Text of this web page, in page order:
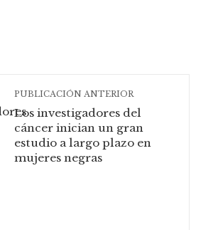
PUBLICACIÓN ANTERIOR
Los investigadores del
cáncer inician un gran
estudio a largo plazo en
mujeres negras